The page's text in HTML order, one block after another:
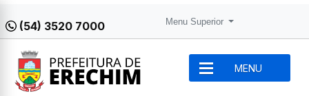
(54) 3520 7000 Menu Superior
MENU